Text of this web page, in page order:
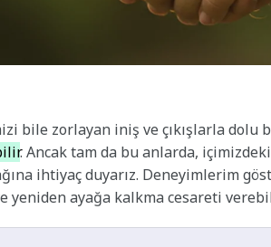
bile zorlayan iniş ve çıkışlarla dolu
. Ancak tam da bu anlarda,
ihtiyaç duyarız. Deneyimlerim
yeniden ayağa kalkma cesareti